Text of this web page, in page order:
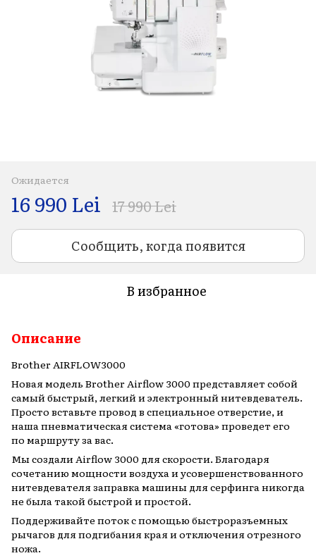
Ожидается
16 990 Lei 17 990 Lei
Сообщить, когда появится
В избранное
Описание
Brother AIRFLOW3000
Новая модель Brother Airflow 3000 представляет собой
самый быстрый, легкий и электронный нитевдеватель.
Просто вставьте провод в специальное отверстие, и
наша пневматическая система «готова» проведет его
по маршруту за вас.
Мы создали Airflow 3000 для скорости. Благодаря
сочетанию мощности воздуха и усовершенствованного
нитевдевателя заправка машины для серфинга никогда
не была такой быстрой и простой.
Поддерживайте поток с помощью быстроразъемных
рычагов для подгибания края и отключения отрезного
ножа.